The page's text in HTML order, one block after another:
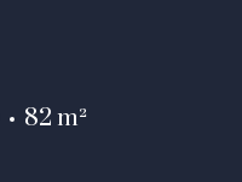
82 m²